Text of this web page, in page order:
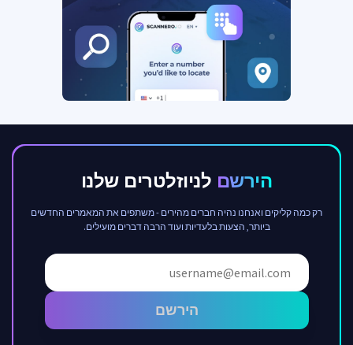
הירשם לניוזלטרים שלנו
רק כמה קליקים ואנחנו נהיה חברים מהירים - משתפים את המאמרים החדשים
ביותר, הצעות בלעדיות ועוד הרבה דברים מועילים.
הירשם